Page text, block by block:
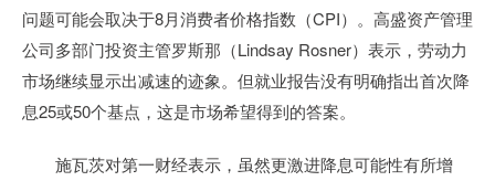
问题可能会取决于8月消费者价格指数（CPI）。高盛资产管理
公司多部门投资主管罗斯那（Lindsay Rosner）表示，劳动力
市场继续显示出减速的迹象。但就业报告没有明确指出首次降
息25或50个基点，这是市场希望得到的答案。
施瓦茨对第一财经表示，虽然更激进降息可能性有所增